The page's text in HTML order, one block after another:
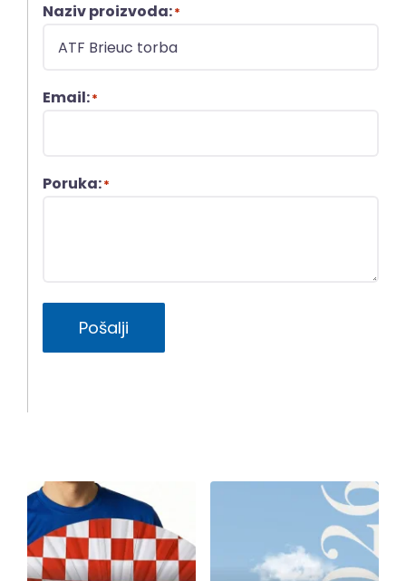
Naziv proizvoda:*
Email:*
Poruka:*
Pošalji